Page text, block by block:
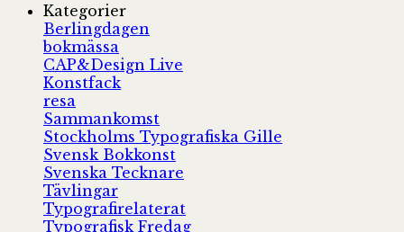
Kategorier
Berlingdagen
bokmässa
CAP&Design Live
Konstfack
resa
Sammankomst
Stockholms Typografiska Gille
Svensk Bokkonst
Svenska Tecknare
Tävlingar
Typografirelaterat
Typografisk Fredag